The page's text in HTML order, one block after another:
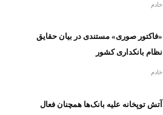
خادم
«فاکتور صوری» مستندی در بیان حقایق
نظام بانکداری کشور
خادم
آتش توپخانه علیه بانک‌ها همچنان فعال